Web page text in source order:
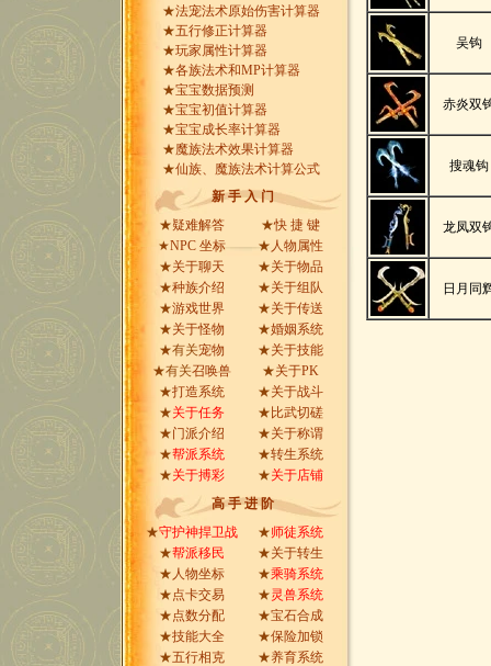
★法宠法术原始伤害计算器
★五行修正计算器
★玩家属性计算器
★各族法术和MP计算器
★宝宝数据预测
★宝宝初值计算器
★宝宝成长率计算器
★魔族法术效果计算器
★仙族、魔族法术计算公式
新 手 入 门
★疑难解答 ★快 捷 键
★NPC 坐标 ★ 人物属性
★关于聊天 ★关于物品
★种族介绍 ★关于组队
★游戏世界 ★关于传送
★关于怪物 ★婚姻系统
★有关宠物 ★关于技能
★有关召唤兽 ★关于PK
★打造系统 ★关于战斗
★关于任务 ★ 比武切磋
★门派介绍 ★关于称谓
★帮派系统 ★转生系统
★关于搏彩 ★关于店铺
高 手 进 阶
★守护神捍卫战 ★师徒系统
★帮派移民 ★关于转生
★ 人物坐标 ★乘骑系统
★点卡交易 ★灵兽系统
★点数分配 ★宝石合成
★技能大全 ★保险加锁
★五行相克 ★养育系统
吴钩
赤炎双
搜魂钩
龙凤双
日月同